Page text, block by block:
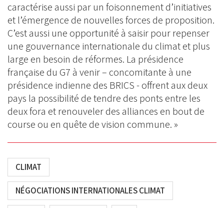
caractérise aussi par un foisonnement d’initiatives
et l’émergence de nouvelles forces de proposition.
C’est aussi une opportunité à saisir pour repenser
une gouvernance internationale du climat et plus
large en besoin de réformes. La présidence
française du G7 à venir – concomitante à une
présidence indienne des BRICS - offrent aux deux
pays la possibilité de tendre des ponts entre les
deux fora et renouveler des alliances en bout de
course ou en quête de vision commune. »
CLIMAT
NÉGOCIATIONS INTERNATIONALES CLIMAT